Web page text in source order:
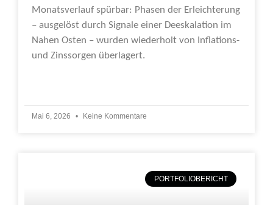
Monatsverlauf spürbar: Phasen der Erleichterung
– ausgelöst durch Signale einer Deeskalation im
Nahen Osten – wurden wiederholt von Inflations-
und Zinssorgen überlagert.
Mai 6, 2026 Keine Kommentare
PORTFOLIOBERICHT